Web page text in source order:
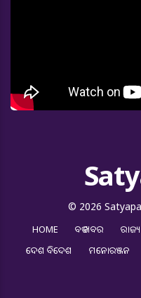
© 2026
HOME ବଡ ଖବର ରାଜ୍ୟ
ଦେଶ ବିଦେଶ
ମନୋରଞ୍ଜନ